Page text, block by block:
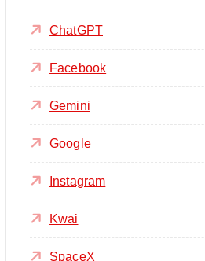
ChatGPT
Facebook
Gemini
Google
Instagram
Kwai
SpaceX